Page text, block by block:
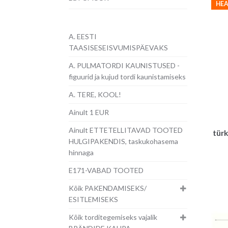
A. EESTI
TAASISESEISVUMISPÄEVAKS
A. PULMATORDI KAUNISTUSED -
figuurid ja kujud tordi kaunistamiseks
A. TERE, KOOL!
Ainult 1 EUR
Ainult ETTETELLITAVAD TOOTED
HULGIPAKENDIS, taskukohasema
hinnaga
E171-VABAD TOOTED
Kõik PAKENDAMISEKS/
ESITLEMISEKS
Kõik torditegemiseks vajalik